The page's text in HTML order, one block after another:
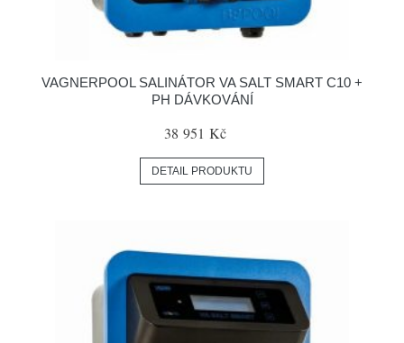
VAGNERPOOL SALINÁTOR VA SALT SMART C10 +
PH DÁVKOVÁNÍ
38 951 Kč
DETAIL PRODUKTU